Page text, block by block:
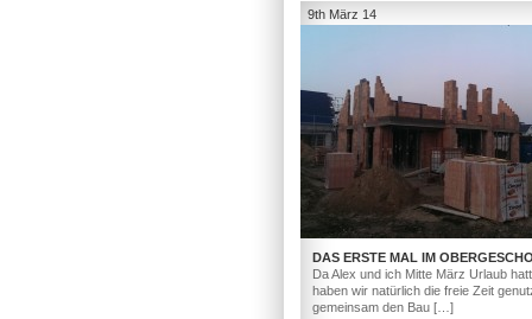
9th März 14
DAS ERSTE MAL IM
Da Alex und ich Mitte März Urlaub
haben wir natürlich die freie Zeit
gemeinsam den Bau […]